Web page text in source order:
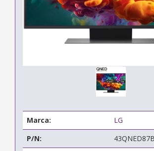
Marca:
LG
P/N: